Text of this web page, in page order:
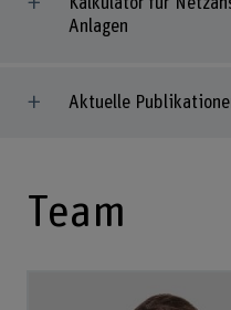
Anlagen
Aktuelle
Team